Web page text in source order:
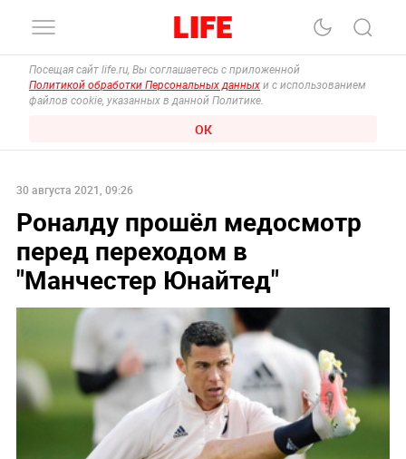
Посещая сайт life.ru, Вы соглашаетесь с приложенной
Политикой обработки Персональных данных и с использованием
файлов cookie, указанных в данной Политике.
ОК
30 августа 2021, 09:26
Роналду прошёл медосмотр
перед переходом в
"Манчестер Юнайтед"